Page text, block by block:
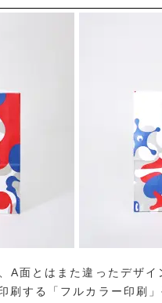
A面とはまた違ったデザイ
刷する「フルカラー印刷